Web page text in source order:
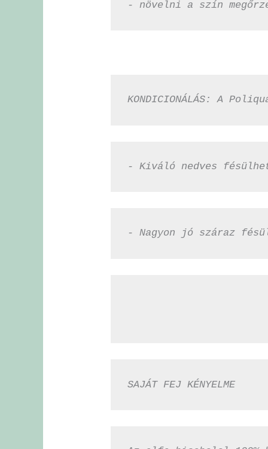
- növelni a szín
KONDICIONÁLÁS: A
- Kiváló nedves
- Nagyon jó száraz
SAJÁT FEJ KÉNYELME